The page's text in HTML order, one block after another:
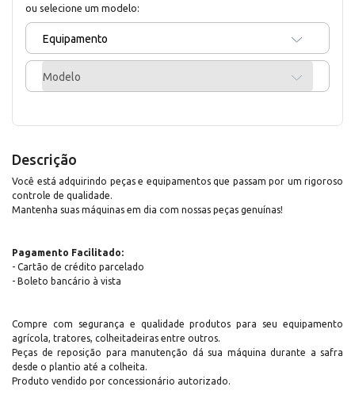
ou selecione um modelo:
Equipamento
Modelo
Descrição
Você está adquirindo peças e equipamentos que passam por um rigoroso
controle de qualidade.
Mantenha suas máquinas em dia com nossas peças genuínas!
Pagamento Facilitado:
- Cartão de crédito parcelado
- Boleto bancário à vista
Compre com segurança e qualidade produtos para seu equipamento
agrícola, tratores, colheitadeiras entre outros.
Peças de reposição para manutenção dá sua máquina durante a safra
desde o plantio até a colheita.
Produto vendido por concessionário autorizado.